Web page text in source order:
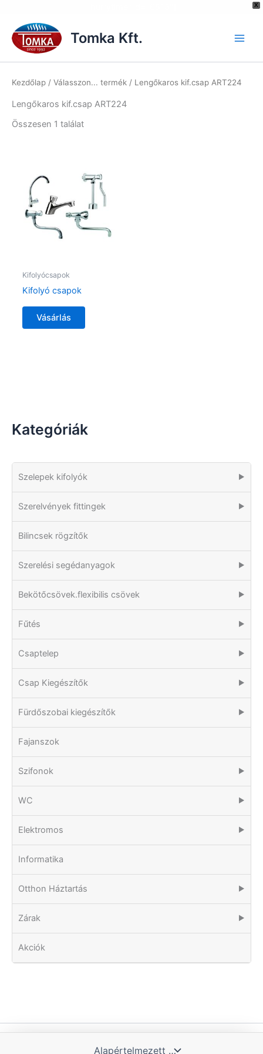
X
content
Tomka Kft.
Kategóriák
Szelepek kifolyók ▶
Szerelvények fittingek ▶
Bilincsek rögzítők
Szerelési segédanyagok ▶
Bekötőcsövek.flexibilis csövek ▶
Fűtés ▶
Csaptelep ▶
Csap Kiegészítők ▶
Fürdőszobai kiegészítők ▶
Fajanszok
Szifonok ▶
WC ▶
Elektromos ▶
Informatika
Otthon Háztartás ▶
Zárak ▶
Akciók
Kezdőlap / Válasszon... termék / Lengőkaros kif.csap ART224
Lengőkaros kif.csap ART224
Összesen 1 találat
Kifolyócsapok
Kifolyó csapok
Vásárlás
Copyright © 2026 Tomka Kft. | Powered by Blue Hill IT Solutions